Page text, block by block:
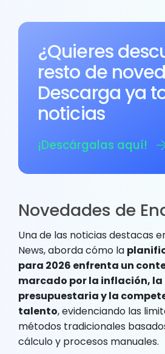
¿Quieres
resto de
Descarga ya
noticias
¡Descárgalas aquí!
Novedades de
Una de las noticias destacas
News, aborda cómo la
para 2026 enfrenta un
marcado por la inflación, la
presupuestaria y la
talento, evidenciando las
métodos tradicionales
cálculo y procesos manuales.